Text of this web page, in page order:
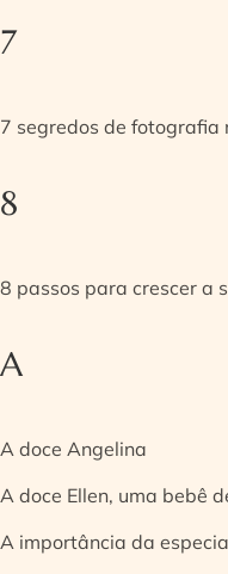
7
7 segredos de fotografia
8
8 passos para crescer a
A
A doce Angelina
A doce Ellen, uma bebê
A importância da